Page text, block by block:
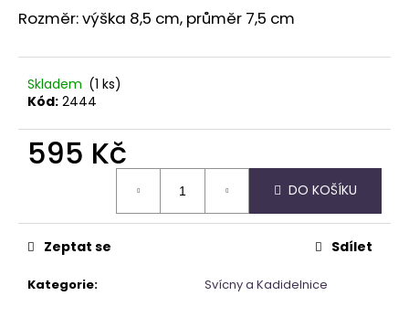
Rozměr: výška 8,5 cm, průměr 7,5 cm
Skladem (1 ks)
Kód: 2444
595 Kč
DO KOŠÍKU
Kategorie: Svícny a Kadidelnice
Zeptat se Sdílet
D
p
o
u
č
u
APATIT